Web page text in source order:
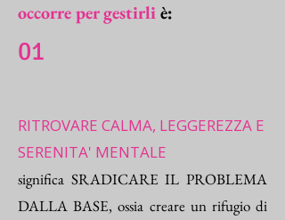
occorre per gestirliè:
01
RITROVARE CALMA, LEGGEREZZA E
SERENITA' MENTALE
significa SRADICARE IL PROBLEMA
DALLA BASE, ossia creare un rifugio di